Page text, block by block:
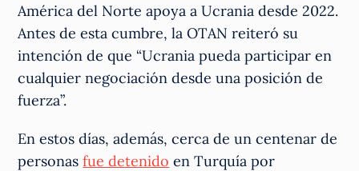
América del Norte apoya a Ucrania desde 2022.
Antes de esta cumbre, la OTAN reiteró su
intención de que “Ucrania pueda participar en
cualquier negociación desde una posición de
fuerza”.
En estos días, además, cerca de un centenar de
personasfue detenido en Turquía por